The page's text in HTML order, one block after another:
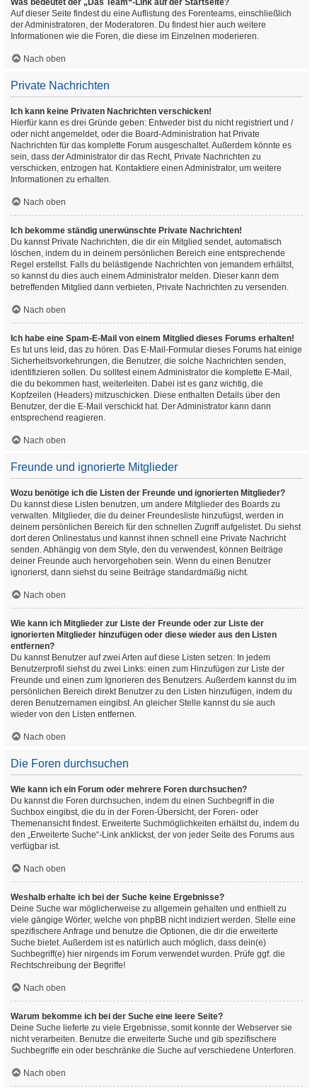
Was bedeutet der „Das Team“-Link auf der Startseite?
Auf dieser Seite findest du eine Auflistung des Forenteams, einschließlich
der Administratoren, der Moderatoren. Du findest hier auch weitere
Informationen wie die Foren, die diese im Einzelnen moderieren.
Nach oben
Private Nachrichten
Ich kann keine Privaten Nachrichten verschicken!
Hierfür kann es drei Gründe geben: Entweder bist du nicht registriert und /
oder nicht angemeldet, oder die Board-Administration hat Private
Nachrichten für das komplette Forum ausgeschaltet. Außerdem könnte es
sein, dass der Administrator dir das Recht, Private Nachrichten zu
verschicken, entzogen hat. Kontaktiere einen Administrator, um weitere
Informationen zu erhalten.
Nach oben
Ich bekomme ständig unerwünschte Private Nachrichten!
Du kannst Private Nachrichten, die dir ein Mitglied sendet, automatisch
löschen, indem du in deinem persönlichen Bereich eine entsprechende
Regel erstellst. Falls du belästigende Nachrichten von jemandem erhältst,
so kannst du dies auch einem Administrator melden. Dieser kann dem
betreffenden Mitglied dann verbieten, Private Nachrichten zu versenden.
Nach oben
Ich habe eine Spam-E-Mail von einem Mitglied dieses Forums erhalten!
Es tut uns leid, das zu hören. Das E-Mail-Formular dieses Forums hat einige
Sicherheitsvorkehrungen, die Benutzer, die solche Nachrichten senden,
identifizieren sollen. Du solltest einem Administrator die komplette E-Mail,
die du bekommen hast, weiterleiten. Dabei ist es ganz wichtig, die
Kopfzeilen (Headers) mitzuschicken. Diese enthalten Details über den
Benutzer, der die E-Mail verschickt hat. Der Administrator kann dann
entsprechend reagieren.
Nach oben
Freunde und ignorierte Mitglieder
Wozu benötige ich die Listen der Freunde und ignorierten Mitglieder?
Du kannst diese Listen benutzen, um andere Mitglieder des Boards zu
verwalten. Mitglieder, die du deiner Freundesliste hinzufügst, werden in
deinem persönlichen Bereich für den schnellen Zugriff aufgelistet. Du siehst
dort deren Onlinestatus und kannst ihnen schnell eine Private Nachricht
senden. Abhängig von dem Style, den du verwendest, können Beiträge
deiner Freunde auch hervorgehoben sein. Wenn du einen Benutzer
ignorierst, dann siehst du seine Beiträge standardmäßig nicht.
Nach oben
Wie kann ich Mitglieder zur Liste der Freunde oder zur Liste der
ignorierten Mitglieder hinzufügen oder diese wieder aus den Listen
entfernen?
Du kannst Benutzer auf zwei Arten auf diese Listen setzen: In jedem
Benutzerprofil siehst du zwei Links: einen zum Hinzufügen zur Liste der
Freunde und einen zum Ignorieren des Benutzers. Außerdem kannst du im
persönlichen Bereich direkt Benutzer zu den Listen hinzufügen, indem du
deren Benutzernamen eingibst. An gleicher Stelle kannst du sie auch
wieder von den Listen entfernen.
Nach oben
Die Foren durchsuchen
Wie kann ich ein Forum oder mehrere Foren durchsuchen?
Du kannst die Foren durchsuchen, indem du einen Suchbegriff in die
Suchbox eingibst, die du in der Foren-Übersicht, der Foren- oder
Themenansicht findest. Erweiterte Suchmöglichkeiten erhältst du, indem du
den „Erweiterte Suche“-Link anklickst, der von jeder Seite des Forums aus
verfügbar ist.
Nach oben
Weshalb erhalte ich bei der Suche keine Ergebnisse?
Deine Suche war möglicherweise zu allgemein gehalten und enthielt zu
viele gängige Wörter, welche von phpBB nicht indiziert werden. Stelle eine
spezifischere Anfrage und benutze die Optionen, die dir die erweiterte
Suche bietet. Außerdem ist es natürlich auch möglich, dass dein(e)
Suchbegriff(e) hier nirgends im Forum verwendet wurden. Prüfe ggf. die
Rechtschreibung der Begriffe!
Nach oben
Warum bekomme ich bei der Suche eine leere Seite?
Deine Suche lieferte zu viele Ergebnisse, somit konnte der Webserver sie
nicht verarbeiten. Benutze die erweiterte Suche und gib spezifischere
Suchbegriffe ein oder beschränke die Suche auf verschiedene Unterforen.
Nach oben